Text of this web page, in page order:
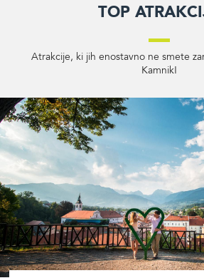
Top
Atrakcije, ki jih enostavno ne smete
Kamnik!